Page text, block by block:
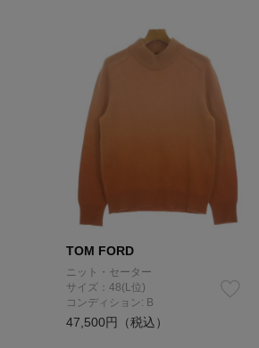
TOM FORD
ニット・セーター
サイズ：48(L位)
コンディション: B
47,500円（税込）